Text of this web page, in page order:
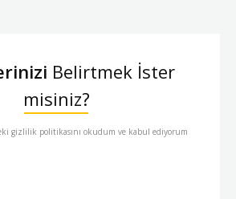
Belirtmek İster
misiniz?
gizlilik politikasını okudum ve kabul ediyorum